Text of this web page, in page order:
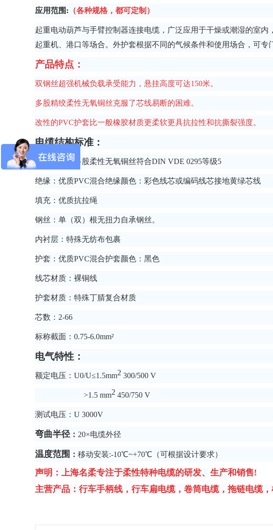
应用范围: （各种规格，都可定制）
起重电动葫芦与手臂控制器连接电缆，广泛应用于干燥或潮湿的室
起重机、港口等场合。外护套根据不同的气候条件和使用场合，可专
产品特点：
双钢丝超强机械负载承受能力，悬挂高度可达150米。
多股精绞柔性无氧铜丝克服了芯线易断的困难。
改性的PVC护套比一般橡胶材质更柔软更具抗拉性和抗撕裂强度。
电缆结构标准：
导体：采用多股柔性无氧铜丝符合DIN VDE 0295等级5
绝缘：优质PVC混合绝缘颜色：彩色线芯或编码线芯接地黄绿芯线
填充：优质抗拉绳
钢丝：单（双）根无扭力自承钢丝。
内衬层：特殊无纺布包裹
护套：优质PVC混合护套颜色：黑色
线芯材质：裸铜线
护套材质：特殊丁腈复合材质
芯数：2-66
标称截面：0.75-6.0mm²
电气特性：
额定电压：U0/U≤1.5mm2 300/500 V
>1.5 mm2 450/750 V
测试电压：U 3000V
弯曲半径 ： 20×电缆外径
温度范围 ： 移动安装:-10℃~+70℃（可根据设计要求）
声明：上海名柔专注于柔性特种电缆的研发、生产和销售!
主营产品：行车手柄线，行车扁电缆，卷筒电缆，拖链电缆